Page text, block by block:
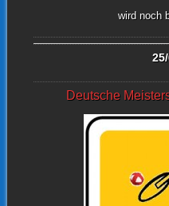
wird noch
Deutsche